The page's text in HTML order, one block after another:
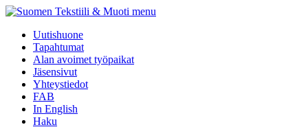
menu
Uutishuone
Tapahtumat
Alan avoimet työpaikat
Jäsensivut
Yhteystiedot
FAB
In English
Haku